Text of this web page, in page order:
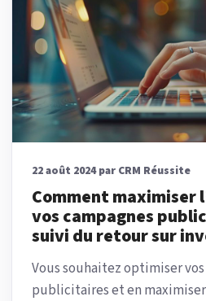
22 août 2024 par CRM Réussite
Comment maximiser
vos campagnes
suivi du retour sur
Vous souhaitez optimiser
publicitaires et en